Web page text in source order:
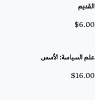
القديم
$6.00
علم السياسة: الأسس
$16.00